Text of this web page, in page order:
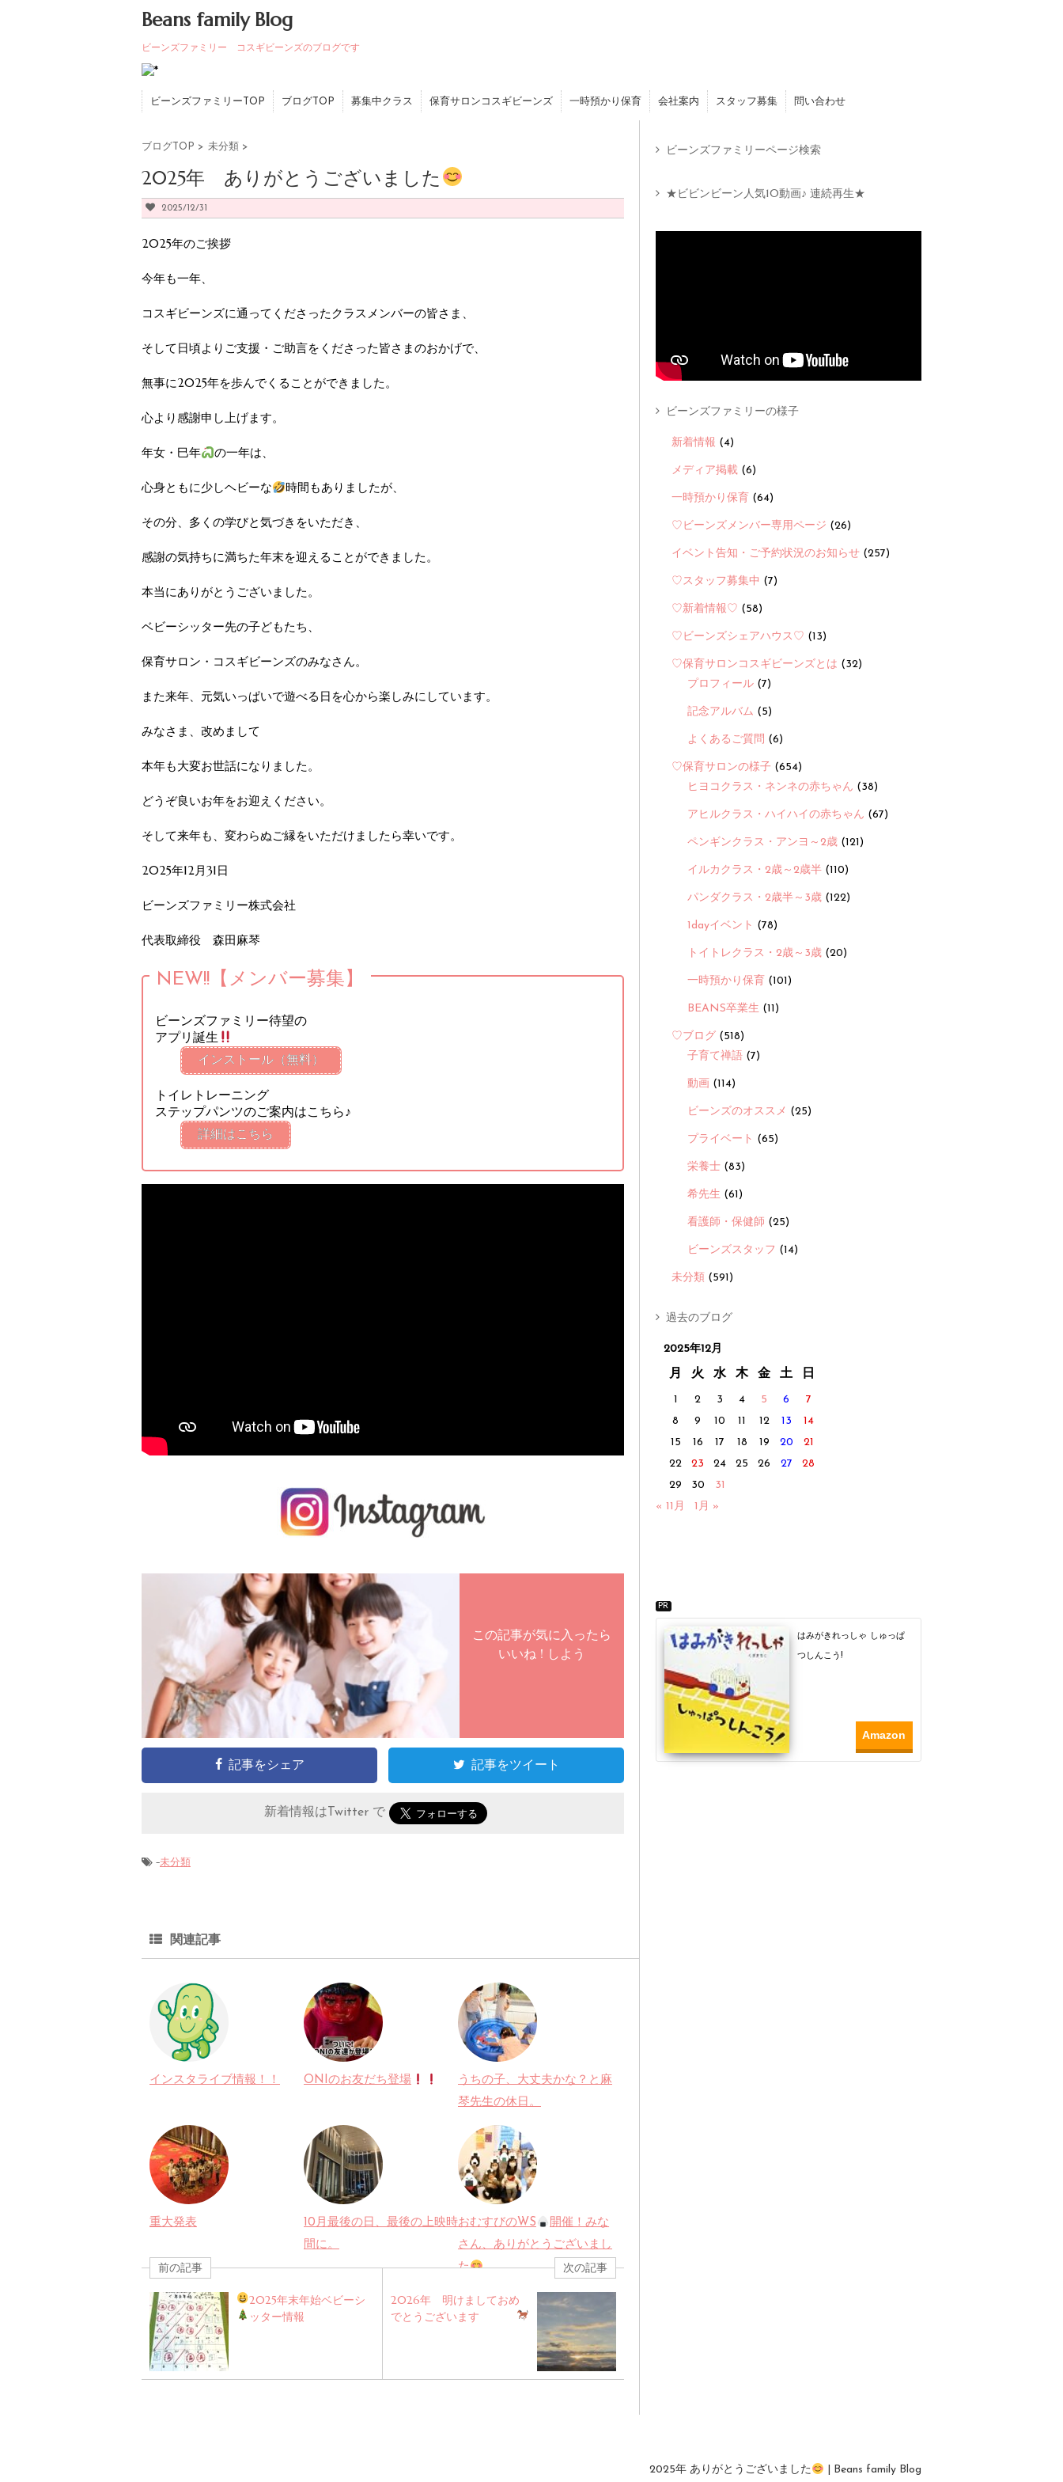
Beans family Blog
ビーンズファミリー コスギビーンズのブログです
ビーンズファミリーTOP ブログTOP 募集中クラス 保育サロンコスギビーンズ 一時預かり保育 会社案内 スタッフ募集 問い合わせ
ブログTOP > 未分類 >
2025年 ありがとうございました
2025/12/31
2025年のご挨拶
今年も一年、
コスギビーンズに通ってくださったクラスメンバーの皆さま、
そして日頃よりご支援・ご助言をくださった皆さまのおかげで、
無事に2025年を歩んでくることができました。
心より感謝申し上げます。
年女・巳年 の一年は、
心身ともに少しヘビーな 時間もありましたが、
その分、多くの学びと気づきをいただき、
感謝の気持ちに満ちた年末を迎えることができました。
本当にありがとうございました。
ベビーシッター先の子どもたち、
保育サロン・コスギビーンズのみなさん。
また来年、元気いっぱいで遊べる日を心から楽しみにしています。
みなさま、改めまして
本年も大変お世話になりました。
どうぞ良いお年をお迎えください。
そして来年も、変わらぬご縁をいただけましたら幸いです。
2025年12月31日
ビーンズファミリー株式会社
代表取締役 森田麻琴
NEW!!【メンバー募集】
ビーンズファミリー待望の
アプリ誕生
インストール（無料）
トイレトレーニング
ステップパンツのご案内はこちら♪
詳細はこちら
この記事が気に入ったら
いいね ! しよう
記事をシェア 記事をツイート
新着情報はTwitter で
-未分類
関連記事
インスタライブ情報！！ ONIのお友だち登場
うちの子、大丈夫かな？と麻
琴先生の休日。
重大発表
10月最後の日、最後の上映時
間に。
おむすびのWS
開催！みな
さん、ありがとうございまし
た
前の記事
2025年末年始ベビーシ
ッター情報
次の記事
2026年 明けましておめ
でとうございます
ビーンズファミリーページ検索
★ビビンビーン人気10動画♪ 連続再生★
ビーンズファミリーの様子
新着情報 (4)
メディア掲載 (6)
一時預かり保育 (64)
♡ビーンズメンバー専用ページ (26)
イベント告知・ご予約状況のお知らせ (257)
♡スタッフ募集中 (7)
♡新着情報♡ (58)
♡ビーンズシェアハウス♡ (13)
♡保育サロンコスギビーンズとは (32)
プロフィール (7)
記念アルバム (5)
よくあるご質問 (6)
♡保育サロンの様子 (654)
ヒヨコクラス・ネンネの赤ちゃん (38)
アヒルクラス・ハイハイの赤ちゃん (67)
ペンギンクラス・アンヨ～2歳 (121)
イルカクラス・2歳～2歳半 (110)
パンダクラス・2歳半～3歳 (122)
1dayイベント (78)
トイトレクラス・2歳～3歳 (20)
一時預かり保育 (101)
BEANS卒業生 (11)
♡ブログ (518)
子育て禅語 (7)
動画 (114)
ビーンズのオススメ (25)
プライベート (65)
栄養士 (83)
希先生 (61)
看護師・保健師 (25)
ビーンズスタッフ (14)
未分類 (591)
過去のブログ
2025年12月
月 火 水 木 金 土 日
1 2 3 4 5 6
7
8
9 10 11 12 13
14
15
16 17 18 19 20
21
22
23 24 25 26 27
28
29
30
31
« 11月
1月 »
PR
はみがきれっしゃ しゅっぱ
つしんこう!
Amazon
2025年 ありがとうございました | Beans family Blog